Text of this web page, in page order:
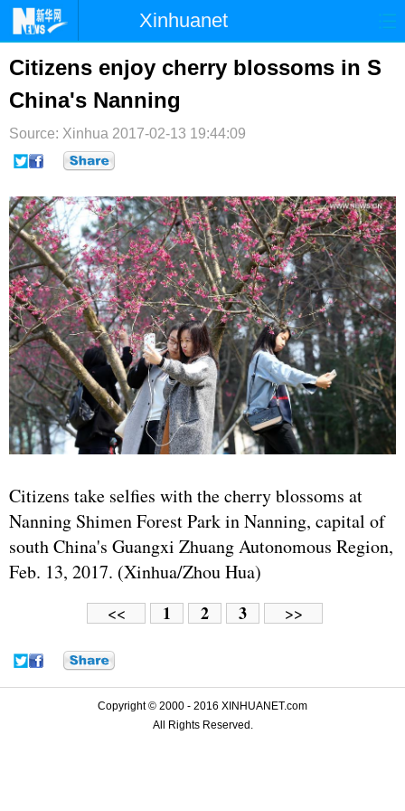
Xinhuanet
首页 国际 港澳
台湾 财经
纪检 体育 科技
文娱
博客 微博
Citizens enjoy cherry blossoms in S
China's Nanning
Source: Xinhua 2017-02-13 19:44:09
Citizens take selfies with the cherry blossoms at
Nanning Shimen Forest Park in Nanning, capital of
south China's Guangxi Zhuang Autonomous Region,
Feb. 13, 2017. (Xinhua/Zhou Hua)
<< 1 2 3 >>
Copyright © 2000 - 2016 XINHUANET.com
All Rights Reserved.